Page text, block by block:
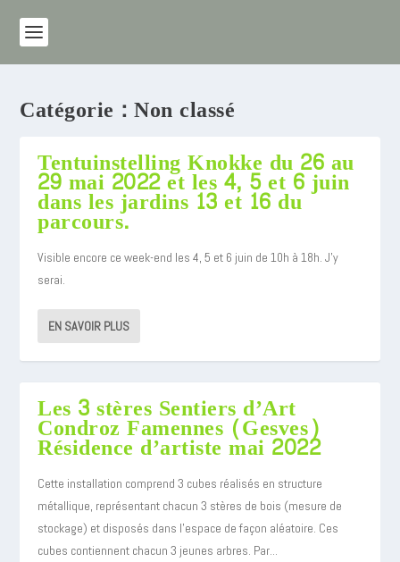
Catégorie :Non classé
Tentuinstelling Knokke du 26 au
29 mai 2022 et les 4, 5 et 6 juin
dans les jardins 13 et 16 du
parcours.
Visible encore ce week-end les 4, 5 et 6 juin de 10h à 18h. J’y
serai.
EN SAVOIR PLUS
Les 3 stères Sentiers d’Art
Condroz Famennes (Gesves)
Résidence d’artiste mai 2022
Cette installation comprend 3 cubes réalisés en structure
métallique, représentant chacun 3 stères de bois (mesure de
stockage) et disposés dans l’espace de façon aléatoire. Ces
cubes contiennent chacun 3 jeunes arbres. Par...